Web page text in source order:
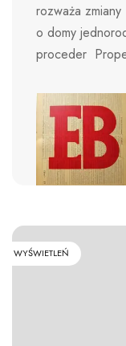
rozważa
o domy
proceder
WYŚWIETLEŃ